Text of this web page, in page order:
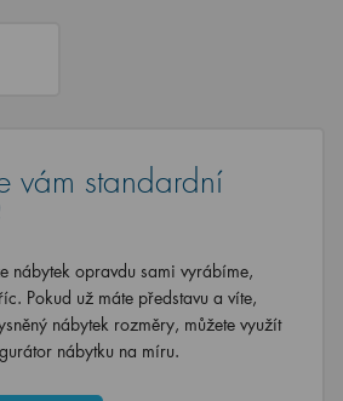
vám standardní
nábytek opravdu sami vyrábíme,
Pokud už máte představu a víte,
nábytek rozměry, můžete využít
nábytku na míru.